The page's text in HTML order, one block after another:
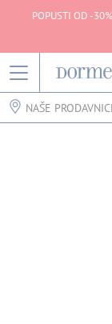
POPUSTI OD -
NAŠE